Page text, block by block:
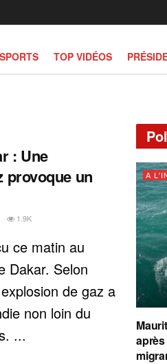
SPORTS TOP VIDÉOS
: Une
provoque un
1.9K
ce matin au
Dakar. Selon
de gaz a
non loin du
...
A